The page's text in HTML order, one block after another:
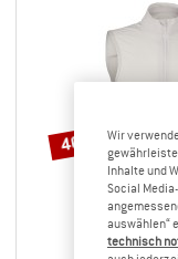
40%
Wir
Inhalte und
Social
auswählen“
technisch